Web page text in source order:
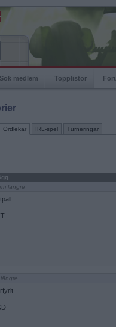
Sök medlem Topplistor
Ordlekar IRL-spel Turneringar
längre